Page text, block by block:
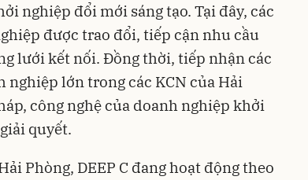
nghiệp đổi mới sáng tạo. Tại đây, các
được trao đổi, tiếp cận nhu cầu
lưới kết nối. Đồng thời, tiếp nhận các
nghiệp lớn trong các KCN của Hải
công nghệ của doanh nghiệp khởi
quyết.
Phòng, DEEP C đang hoạt động theo